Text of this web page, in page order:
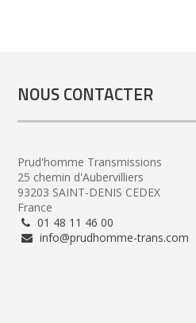
NOUS CONTACTER
Prud'homme Transmissions
25 chemin d'Aubervilliers
93203 SAINT-DENIS CEDEX
France
01 48 11 46 00
info@prudhomme-trans.com